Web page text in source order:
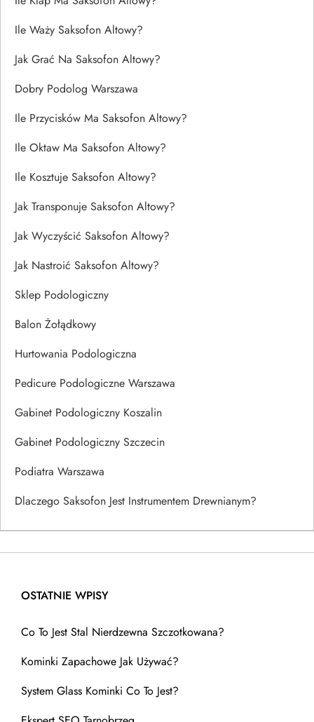
Ile Waży Saksofon Altowy?
Jak Grać Na Saksofon Altowy?
Dobry Podolog Warszawa
Ile Przycisków Ma Saksofon Altowy?
Ile Oktaw Ma Saksofon Altowy?
Ile Kosztuje Saksofon Altowy?
Jak Transponuje Saksofon Altowy?
Jak Wyczyścić Saksofon Altowy?
Jak Nastroić Saksofon Altowy?
Sklep Podologiczny
Balon Żołądkowy
Hurtowania Podologiczna
Pedicure Podologiczne Warszawa
Gabinet Podologiczny Koszalin
Gabinet Podologiczny Szczecin
Podiatra Warszawa
Dlaczego Saksofon Jest Instrumentem Drewnianym?
OSTATNIE WPISY
Co To Jest Stal Nierdzewna Szczotkowana?
Kominki Zapachowe Jak Używać?
System Glass Kominki Co To Jest?